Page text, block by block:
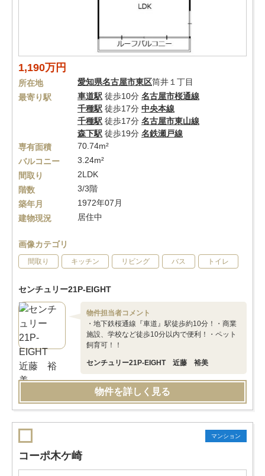
1,190万円
所在地 愛知県名古屋市東区筒井１丁目
最寄り駅
車道駅 徒歩10分 名古屋市桜通線
千種駅 徒歩17分 中央本線
千種駅 徒歩17分 名古屋市東山線
森下駅 徒歩19分 名鉄瀬戸線
専有面積
70.74m²
バルコニー
3.24m²
間取り
2LDK
階数
3/3階
築年月
1972年07月
建物現況
居住中
画像カテゴリ
間取り キッチン リビング バス トイレ
センチュリー21P-EIGHT
物件担当者コメント
・地下鉄桜通線『車道』駅徒歩約10分！・商業
施設、学校など徒歩10分以内で便利！・ペット
飼育可！！
センチュリー21P-EIGHT 近藤 裕美
物件を詳しく見る
マンション
コーポ木ケ崎